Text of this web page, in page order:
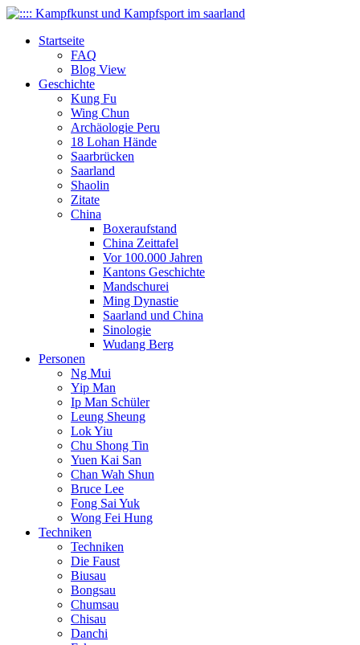
Startseite
FAQ
Blog View
Geschichte
Kung Fu
Wing Chun
Archäologie Peru
18 Lohan Hände
Saarbrücken
Saarland
Shaolin
Zitate
China
Boxeraufstand
China Zeittafel
Vor 100.000 Jahren
Kantons Geschichte
Mandschurei
Ming Dynastie
Saarland und China
Sinologie
Wudang Berg
Personen
Ng Mui
Yip Man
Ip Man Schüler
Leung Sheung
Lok Yiu
Chu Shong Tin
Yuen Kai San
Chan Wah Shun
Bruce Lee
Fong Sai Yuk
Wong Fei Hung
Techniken
Techniken
Die Faust
Biusau
Bongsau
Chumsau
Chisau
Danchi